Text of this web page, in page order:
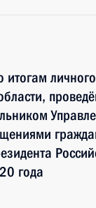
итогам
года